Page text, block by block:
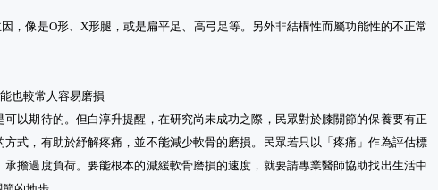
，像是O形、X形腿，或是扁平足、高弓足等。另外非結構性而屬功能性的不正常
也較常人容易磨損
以期待的。但白淳升提醒，在研究尚未成功之際，民眾對於膝關節的保養要有正
式，有助於紓解疼痛，並不能減少軟骨的磨損。民眾若只以「疼痛」作為評估標
擔過度負荷。要能根本的減緩軟骨磨損的速度，就要請專業醫師協助找出生活中